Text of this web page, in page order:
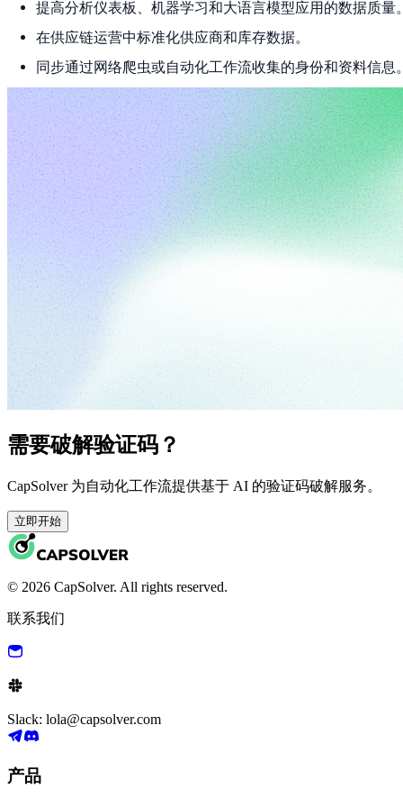
提高分析仪表板、机器学习和大语言模型应用的数据质量
在供应链运营中标准化供应商和库存数据。
同步通过网络爬虫或自动化工作流收集的身份和资料信息
需要破解验证码？
CapSolver 为自动化工作流提供基于 AI 的验证码破解服务。
立即开始
© 2026 CapSolver. All rights reserved.
联系我们
Slack: lola@capsolver.com
产品